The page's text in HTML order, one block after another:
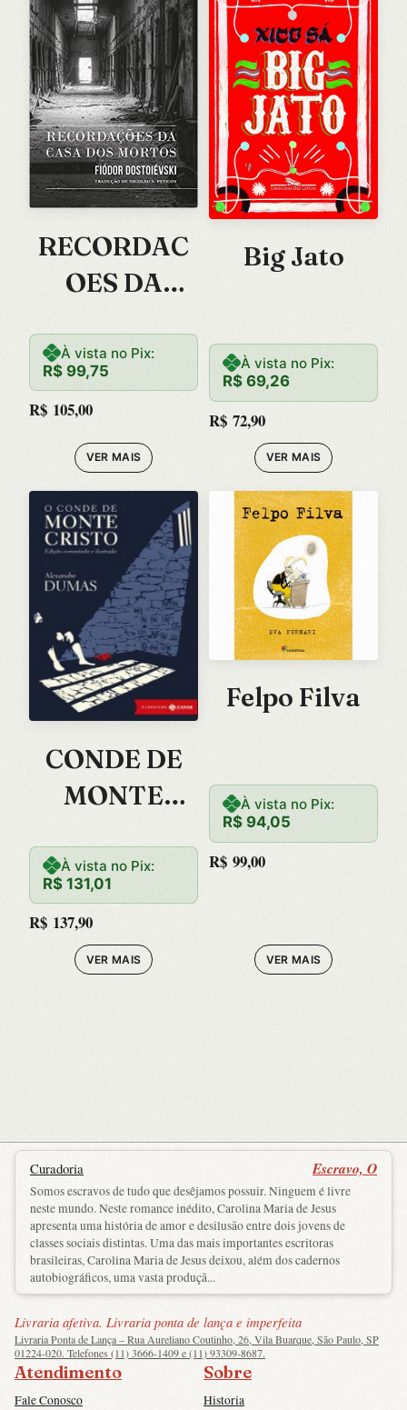
RECORDAC
OES DA
MORTOS
À vista no Pix:
R$ 99,75
R$ 105,00
VER MAIS
Big Jato
À vista no Pix:
R$ 69,26
R$ 72,90
VER MAIS
CONDE DE
MONTE
À vista no Pix:
R$ 131,01
R$ 137,90
VER MAIS
Felpo Filva
À vista no Pix:
R$ 94,05
R$ 99,00
VER MAIS
Curadoria Escravo, O
Somos escravos de tudo que desêjamos possuir. Ninguem é livre
neste mundo. Neste romance inédito, Carolina Maria de Jesus
apresenta uma história de amor e desilusão entre dois jovens de
classes sociais distintas. Uma das mais importantes escritoras
brasileiras, Carolina Maria de Jesus deixou, além dos cadernos
autobiográficos, uma vasta produçã...
Livraria afetiva. Livraria ponta de lança e imperfeita
Livraria Ponta de Lança – Rua Aureliano Coutinho, 26, Vila Buarque, São Paulo, SP
01224-020. Telefones (11) 3666-1409 e (11) 93309-8687.
Atendimento
Fale Conosco
Sobre
Historia